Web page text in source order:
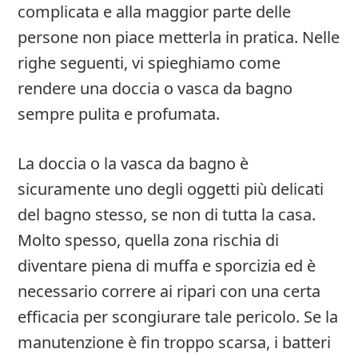
complicata e alla maggior parte delle
persone non piace metterla in pratica. Nelle
righe seguenti, vi spieghiamo come
rendere una doccia o vasca da bagno
sempre pulita e profumata.
La doccia o la vasca da bagno è
sicuramente uno degli oggetti più delicati
del bagno stesso, se non di tutta la casa.
Molto spesso, quella zona rischia di
diventare piena di muffa e sporcizia ed è
necessario correre ai ripari con una certa
efficacia per scongiurare tale pericolo. Se la
manutenzione è fin troppo scarsa, i batteri